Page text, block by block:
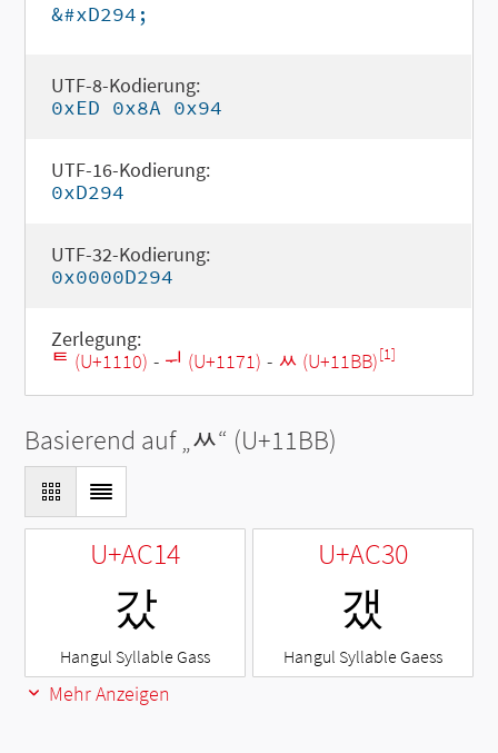
&#xD294;
UTF-8-Kodierung:
0xED 0x8A 0x94
UTF-16-Kodierung:
0xD294
UTF-32-Kodierung:
0x0000D294
Zerlegung:
ᄐ (U+1110) - ᅱ (U+1171) - ᆻ (U+11BB)[1]
Basierend auf „ᆻ“ (U+11BB)
U+AC14
갔
Hangul Syllable Gass
U+AC30
갰
Hangul Syllable Gaess
Mehr Anzeigen